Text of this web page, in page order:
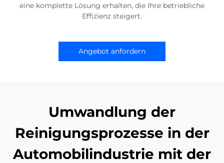
eine komplette Lösung erhalten, die Ihre betriebliche
Effizienz steigert.
Angebot anfordern
Umwandlung der
Reinigungsprozesse in der
Automobilindustrie mit der